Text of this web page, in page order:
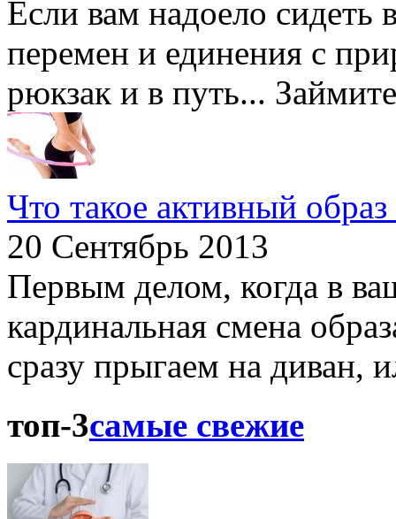
Если вам надоело сидеть
перемен и единения с
рюкзак и в путь...
Что такое активный
20 Сентябрь 2013
Первым делом, когда в
кардинальная смена
сразу прыгаем на диван,
топ-3самые свежие